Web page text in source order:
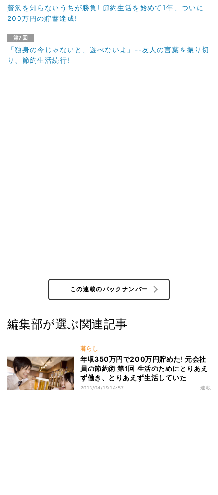
贅沢を知らないうちが勝負! 節約生活を始めて1年、ついに
200万円の貯蓄達成!
第7回
「独身の今じゃないと、遊べないよ」--友人の言葉を振り切
り、節約生活続行!
この連載のバックナンバー
編集部が選ぶ関連記事
暮らし
年収350万円で200万円貯めた! 元会社
員の節約術 第1回 生活のためにとりあえ
ず働き、とりあえず生活していた
2013/04/19 14:57 連載